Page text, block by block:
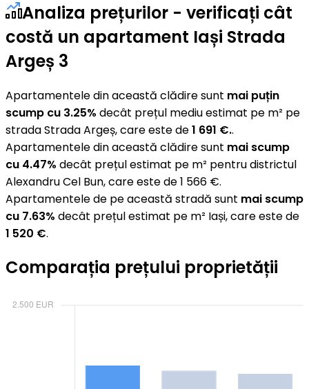
Analiza prețurilor - verificați cât
costă un apartament Iași Strada
Argeș 3
Apartamentele din această clădire sunt mai puțin
scump cu 3.25% decât prețul mediu estimat pe m² pe
strada Strada Argeș, care este de1 691 €..
Apartamentele din această clădire sunt mai scump
cu 4.47% decât prețul estimat pe m² pentru districtul
Alexandru Cel Bun, care este de 1 566 €.
Apartamentele de pe această stradă sunt mai scump
cu 7.63% decât prețul estimat pe m² Iași, care este de
1 520 €.
Comparația prețului proprietății